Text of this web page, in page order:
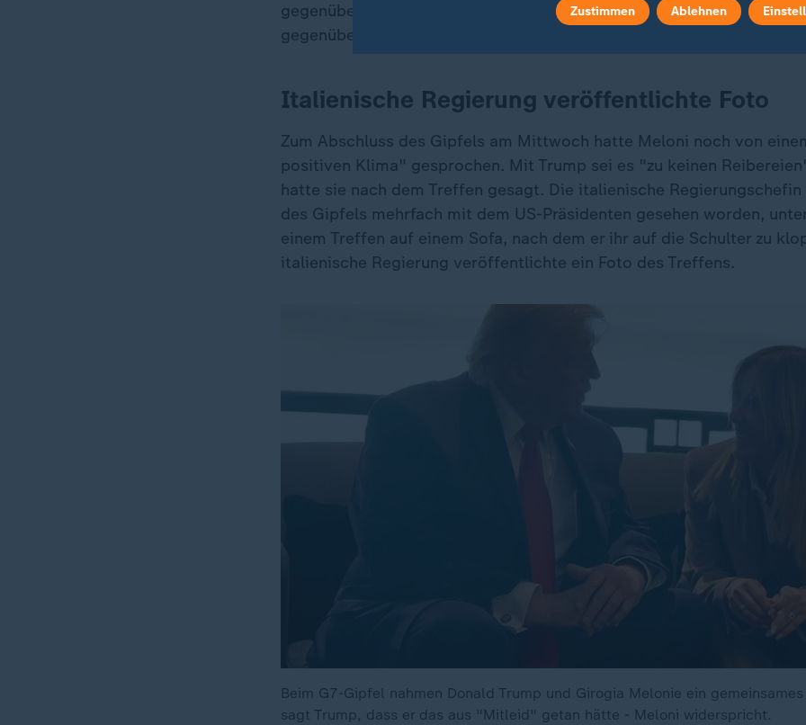
gegenüber den Feinden des Westens, gegenüber den Feinden der
gegenüber Führungen zeigt, mit denen er sich stattdessen viel
Italienische Regierung veröffentlichte Foto
Zum Abschluss des Gipfels am Mittwoch hatte Meloni noch von
positiven Klima" gesprochen. Mit Trump sei es "zu keinen
hatte sie nach dem Treffen gesagt. Die italienische Regierungschefin
des Gipfels mehrfach mit dem US-Präsidenten gesehen worden,
einem Treffen auf einem Sofa, nach dem er ihr auf die Schulter zu
italienische Regierung veröffentlichte ein Foto des Treffens.
Beim G7-Gipfel nahmen Donald Trump und Girogia Melonie ein
sagt Trump, dass er das aus "Mitleid" getan hätte - Meloni widerspricht.
Zustimmen Ablehnen